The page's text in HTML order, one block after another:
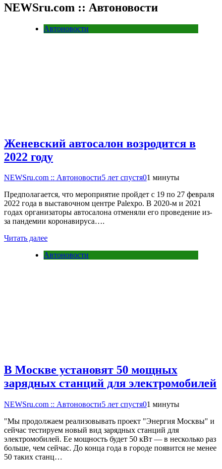
NEWSru.com :: Автоновости
Автоновости
Женевский автосалон возродится в
2022 году
NEWSru.com :: Автоновости5 лет спустя01 минуты
Предполагается, что мероприятие пройдет с 19 по 27 февраля
2022 года в выставочном центре Palexpo. В 2020-м и 2021
годах организаторы автосалона отменяли его проведение из-
за пандемии коронавируса….
Читать далее
Автоновости
В Москве установят 50 мощных
зарядных станций для электромобилей
NEWSru.com :: Автоновости5 лет спустя01 минуты
"Мы продолжаем реализовывать проект "Энергия Москвы" и
сейчас тестируем новый вид зарядных станций для
электромобилей. Ее мощность будет 50 кВт — в несколько раз
больше, чем сейчас. До конца года в городе появится не менее
50 таких станц…